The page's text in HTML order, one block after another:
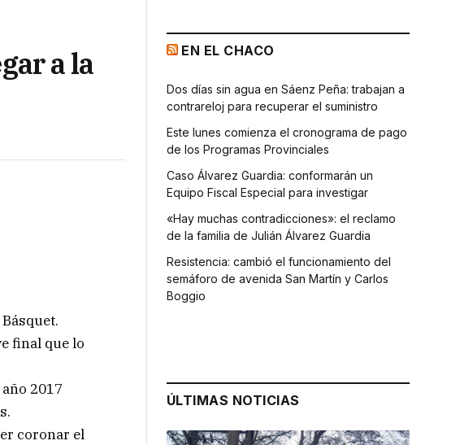
a la
final que lo
2017
coronar el
EN EL CHACO
Dos días sin agua en Sáenz Peña: trabajan a
contrareloj para recuperar el suministro
Este lunes comienza el cronograma de pago
de los Programas Provinciales
Caso Álvarez Guardia: conformarán un
Equipo Fiscal Especial para investigar
«Hay muchas contradicciones»: el reclamo
de la familia de Julián Álvarez Guardia
Resistencia: cambió el funcionamiento del
semáforo de avenida San Martín y Carlos
Boggio
ÚLTIMAS NOTICIAS